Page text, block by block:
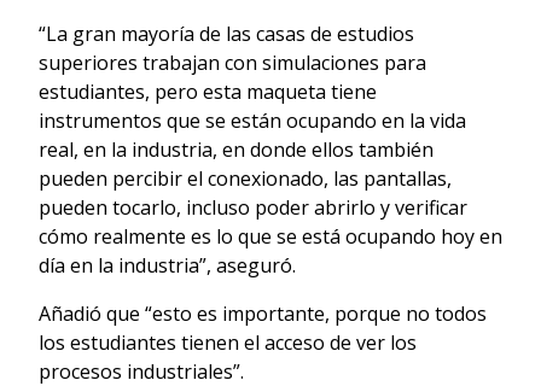
“La gran mayoría de las casas de estudios
superiores trabajan con simulaciones para
estudiantes, pero esta maqueta tiene
instrumentos que se están ocupando en la vida
real, en la industria, en donde ellos también
pueden percibir el conexionado, las pantallas,
pueden tocarlo, incluso poder abrirlo y verificar
cómo realmente es lo que se está ocupando hoy en
día en la industria”, aseguró.
Añadió que “esto es importante, porque no todos
los estudiantes tienen el acceso de ver los
procesos industriales”.